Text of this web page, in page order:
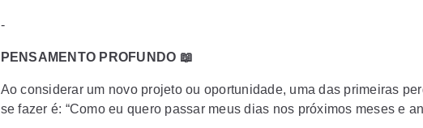
-
PENSAMENTO PROFUNDO 📖
Ao considerar um novo projeto ou oportunidade, uma das primeiras
se fazer é: “Como eu quero passar meus dias nos próximos meses e